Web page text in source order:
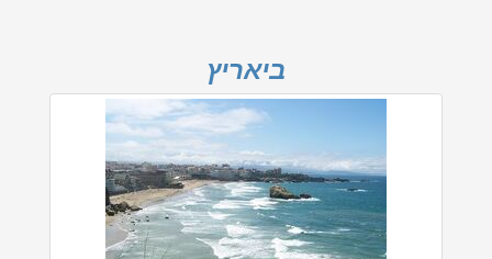
ביאריץ